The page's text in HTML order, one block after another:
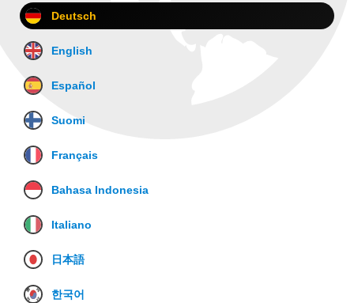
Deutsch
English
Español
Suomi
Français
Bahasa Indonesia
Italiano
日本語
한국어